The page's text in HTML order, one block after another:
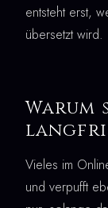
entsteht erst,
übersetzt wird.
Vieles im
und verpufft